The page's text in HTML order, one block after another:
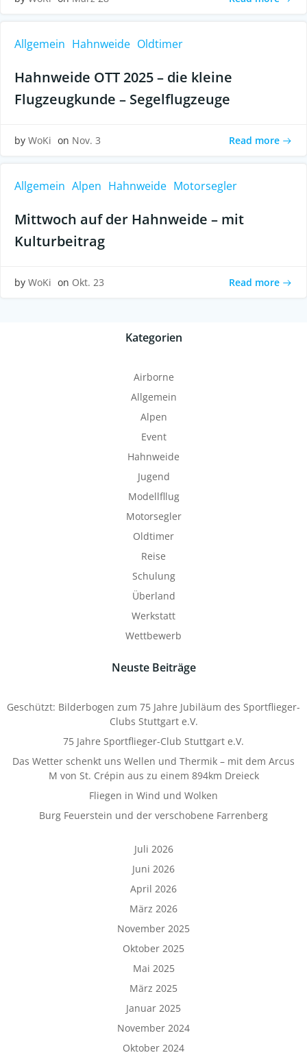
Allgemein Hahnweide Oldtimer
Hahnweide OTT 2025 – die kleine
Flugzeugkunde – Segelflugzeuge
by WoKi on Nov. 3 Read more
Allgemein Alpen Hahnweide Motorsegler
Mittwoch auf der Hahnweide – mit
Kulturbeitrag
by WoKi on Okt. 23 Read more
Kategorien
Airborne
Allgemein
Alpen
Event
Hahnweide
Jugend
Modellfllug
Motorsegler
Oldtimer
Reise
Schulung
Überland
Werkstatt
Wettbewerb
Neuste Beiträge
Geschützt: Bilderbogen zum 75 Jahre Jubiläum des Sportflieger-
Clubs Stuttgart e.V.
75 Jahre Sportflieger-Club Stuttgart e.V.
Das Wetter schenkt uns Wellen und Thermik – mit dem Arcus
M von St. Crépin aus zu einem 894km Dreieck
Fliegen in Wind und Wolken
Burg Feuerstein und der verschobene Farrenberg
Juli 2026
Juni 2026
April 2026
März 2026
November 2025
Oktober 2025
Mai 2025
März 2025
Januar 2025
November 2024
Oktober 2024